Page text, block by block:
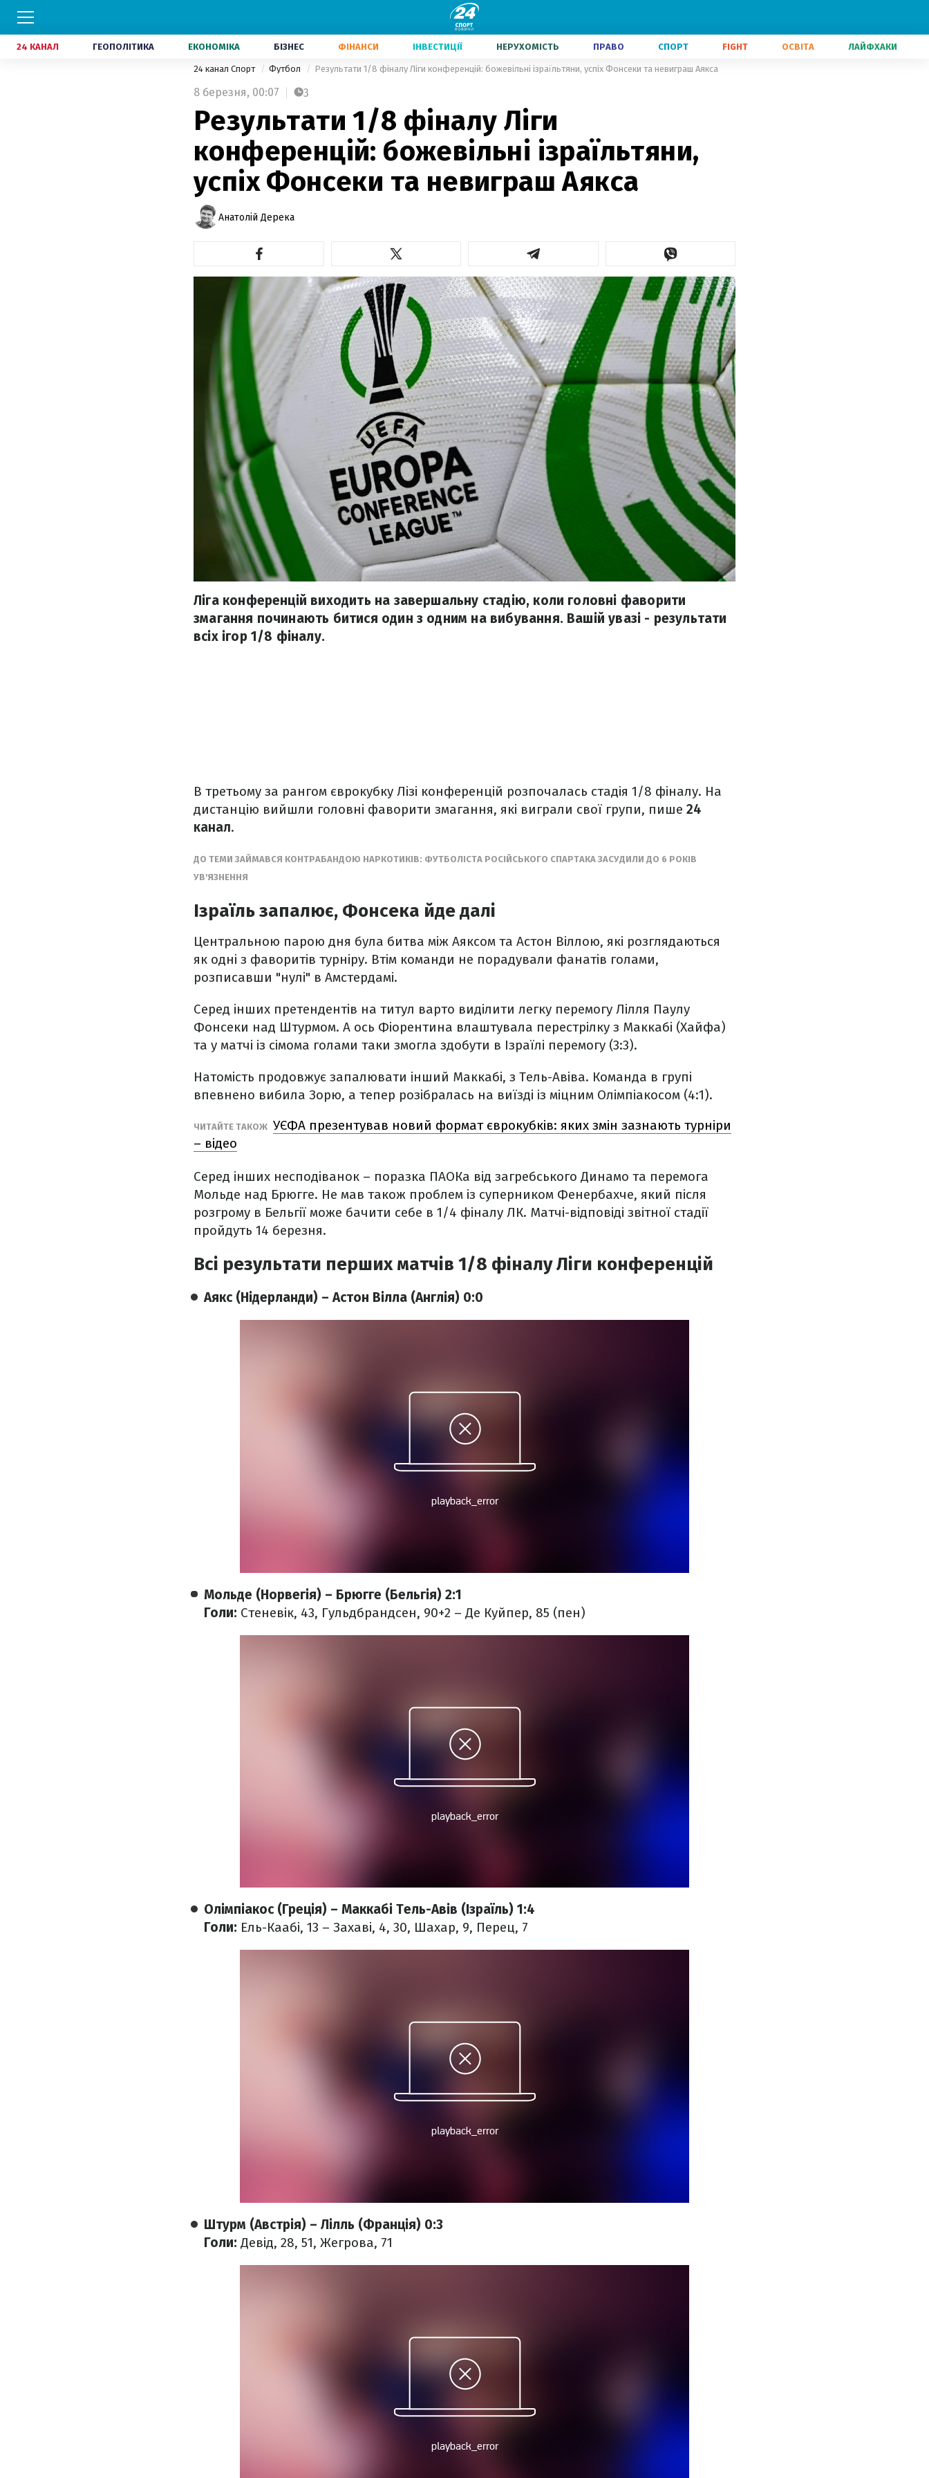
24 КАНАЛ ГЕОПОЛІТИКА ЕКОНОМІКА БІЗНЕС ФІНАНСИ ІНВЕСТИЦІЇ НЕРУХОМІСТЬ ПРАВО СПОРТ FIGHT ОСВІТА ЛАЙФХАКИ
24 канал Спорт Футбол Результати 1/8 фіналу Ліги конференцій: божевільні ізраїльтяни, успіх Фонсеки та невиграш Аякса
8 березня, 00:07 3
Результати 1/8 фіналу Ліги
конференцій: божевільні ізраїльтяни,
успіх Фонсеки та невиграш Аякса
Анатолій Дерека
Ліга конференцій виходить на завершальну стадію, коли головні фаворити
змагання починають битися один з одним на вибування. Вашій увазі - результати
всіх ігор 1/8 фіналу.
В третьому за рангом єврокубку Лізі конференцій розпочалась стадія 1/8 фіналу. На
дистанцію вийшли головні фаворити змагання, які виграли свої групи, пише 24
канал.
ДО ТЕМИ ЗАЙМАВСЯ КОНТРАБАНДОЮ НАРКОТИКІВ: ФУТБОЛІСТА РОСІЙСЬКОГО СПАРТАКА ЗАСУДИЛИ ДО 6 РОКІВ
УВ'ЯЗНЕННЯ
Ізраїль запалює, Фонсека йде далі
Центральною парою дня була битва між Аяксом та Астон Віллою, які розглядаються
як одні з фаворитів турніру. Втім команди не порадували фанатів голами,
розписавши "нулі" в Амстердамі.
Серед інших претендентів на титул варто виділити легку перемогу Лілля Паулу
Фонсеки над Штурмом. А ось Фіорентина влаштувала перестрілку з Маккабі (Хайфа)
та у матчі із сімома голами таки змогла здобути в Ізраїлі перемогу (3:3).
Натомість продовжує запалювати інший Маккабі, з Тель-Авіва. Команда в групі
впевнено вибила Зорю, а тепер розібралась на виїзді із міцним Олімпіакосом (4:1).
ЧИТАЙТЕ ТАКОЖ УЄФА презентував новий формат єврокубків: яких змін зазнають турніри
– відео
Серед інших несподіванок – поразка ПАОКа від загребського Динамо та перемога
Мольде над Брюгге. Не мав також проблем із суперником Фенербахче, який після
розгрому в Бельгії може бачити себе в 1/4 фіналу ЛК. Матчі-відповіді звітної стадії
пройдуть 14 березня.
Всі результати перших матчів 1/8 фіналу Ліги конференцій
Аякс (Нідерланди) – Астон Вілла (Англія) 0:0
Мольде (Норвегія) – Брюгге (Бельгія) 2:1
Голи: Стеневік, 43, Гульдбрандсен, 90+2 – Де Куйпер, 85 (пен)
Олімпіакос (Греція) – Маккабі Тель-Авів (Ізраїль) 1:4
Голи: Ель-Каабі, 13 – Захаві, 4, 30, Шахар, 9, Перец, 7
Штурм (Австрія) – Лілль (Франція) 0:3
Голи: Девід, 28, 51, Жегрова, 71